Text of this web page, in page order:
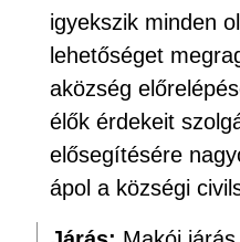
igyekszik minden
lehetőséget
aközség
élők érdekeit
elősegítésére
ápol a községi